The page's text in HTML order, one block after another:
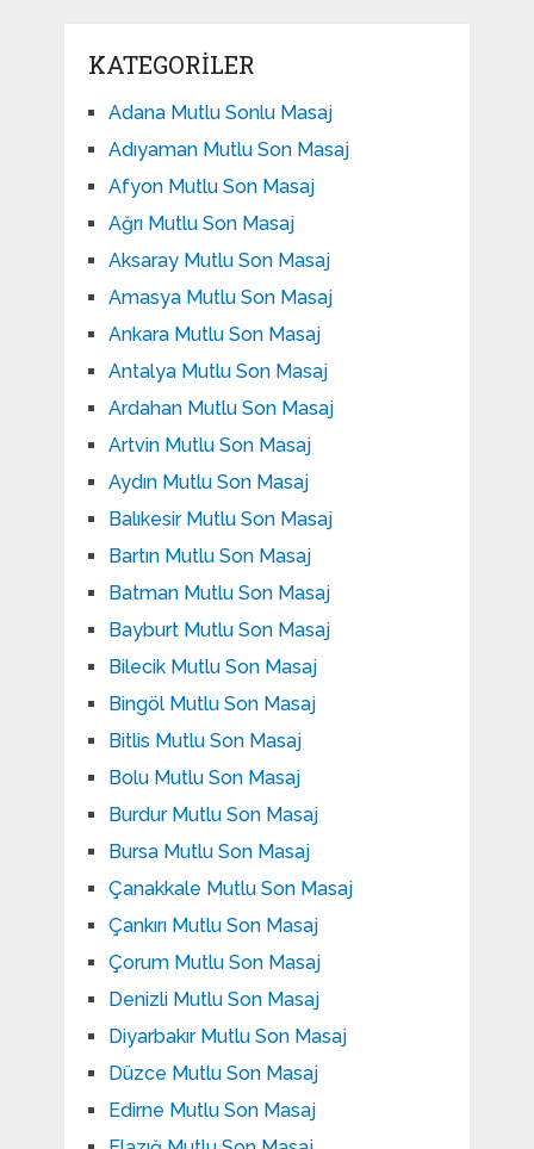
KATEGORILER
Adana Mutlu Sonlu Masaj
Adıyaman Mutlu Son Masaj
Afyon Mutlu Son Masaj
Ağrı Mutlu Son Masaj
Aksaray Mutlu Son Masaj
Amasya Mutlu Son Masaj
Ankara Mutlu Son Masaj
Antalya Mutlu Son Masaj
Ardahan Mutlu Son Masaj
Artvin Mutlu Son Masaj
Aydın Mutlu Son Masaj
Balıkesir Mutlu Son Masaj
Bartın Mutlu Son Masaj
Batman Mutlu Son Masaj
Bayburt Mutlu Son Masaj
Bilecik Mutlu Son Masaj
Bingöl Mutlu Son Masaj
Bitlis Mutlu Son Masaj
Bolu Mutlu Son Masaj
Burdur Mutlu Son Masaj
Bursa Mutlu Son Masaj
Çanakkale Mutlu Son Masaj
Çankırı Mutlu Son Masaj
Çorum Mutlu Son Masaj
Denizli Mutlu Son Masaj
Diyarbakır Mutlu Son Masaj
Düzce Mutlu Son Masaj
Edirne Mutlu Son Masaj